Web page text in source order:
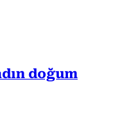
doğum